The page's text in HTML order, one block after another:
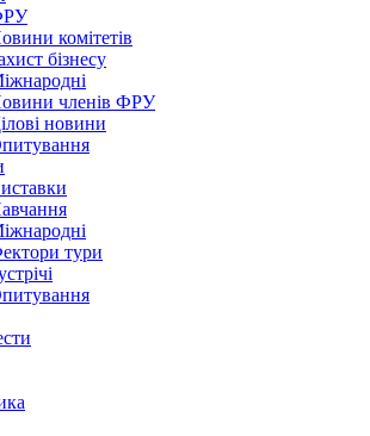
комітетів
бізнесу
членів ФРУ
новини
тури